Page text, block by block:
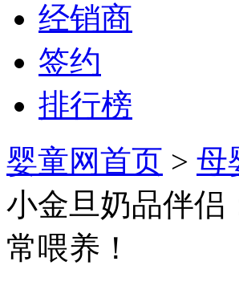
经销商
签约
排行榜
婴童网首页 > 母
小金旦奶品伴侣
常喂养！